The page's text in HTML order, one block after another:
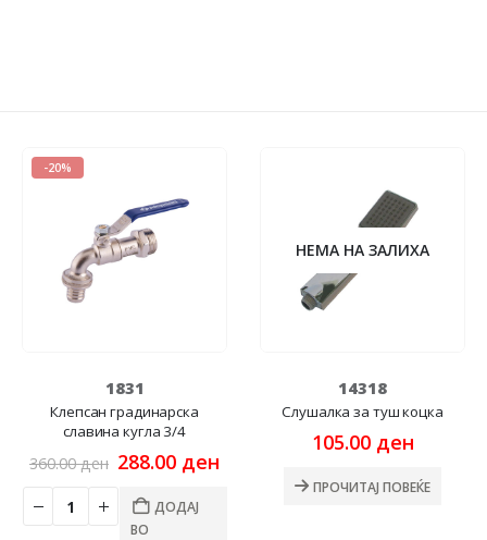
-20%
1831
Клепсан градинарска
славина кугла 3/4
360.00ден Original
was:
360.00 ден.
288.00 ден
ДОДАЈ
ВО
НЕМА НА ЗАЛИХА
14318
Слушалка за туш коцка
105.00 ден
ПРОЧИТАЈ ПОВЕЌЕ